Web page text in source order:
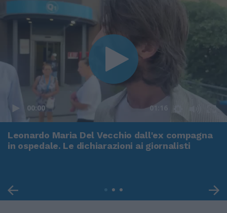
00:00 01:16
Leonardo Maria Del Vecchio dall'ex compagna
in ospedale. Le dichiarazioni ai giornalisti